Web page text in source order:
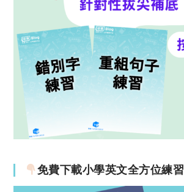
免費下載小學英文全方位練習